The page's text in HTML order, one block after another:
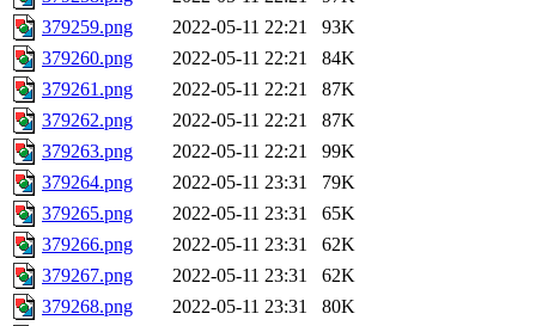
379259.png
2022-05-11 22:21
93K
379260.png
2022-05-11 22:21
84K
379261.png
2022-05-11 22:21
87K
379262.png
2022-05-11 22:21
87K
379263.png
2022-05-11 22:21
99K
379264.png
2022-05-11 23:31
79K
379265.png
2022-05-11 23:31
65K
379266.png
2022-05-11 23:31
62K
379267.png
2022-05-11 23:31
62K
379268.png
2022-05-11 23:31
80K